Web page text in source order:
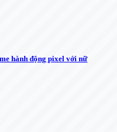
hành động pixel với nữ